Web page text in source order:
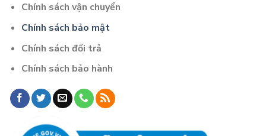
Chính sách vận chuyển
Chính sách bảo mật
Chính sách đổi trả
Chính sách bảo hành